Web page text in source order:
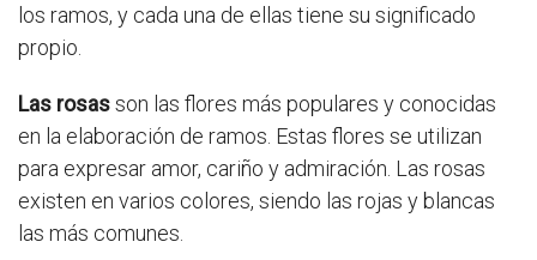
los ramos, y cada una de ellas tiene su significado
propio.
Las rosasson las flores más populares y conocidas
en la elaboración de ramos. Estas flores se utilizan
para expresar amor, cariño y admiración. Las rosas
existen en varios colores, siendo las rojas y blancas
las más comunes.